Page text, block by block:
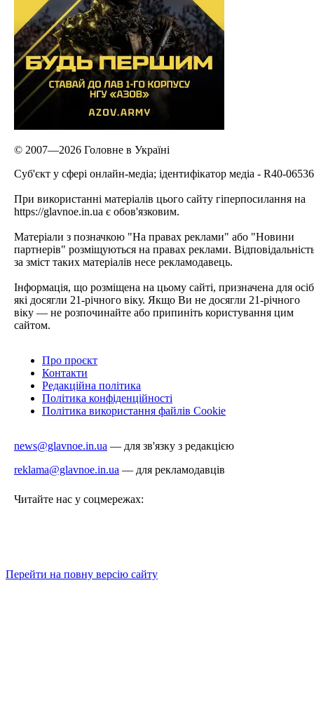
© 2007—2026 Головне в Україні
Cуб'єкт у сфері онлайн-медіа; ідентифікатор медіа - R40-06536
При використанні матеріалів цього сайту гіперпосилання на
https://glavnoe.in.ua є обов'язковим.
Матеріали з позначкою "На правах реклами" або "Новини
партнерів" розміщуються на правах реклами.
за зміст таких матеріалів несе рекламодавець.
Інформація, що розміщена на цьому сайті, призначена для
які досягли 21-річного віку. Якщо Ви не досягли 21-річного
віку — не розпочинайте або припиніть користування цим
сайтом.
Про проєкт
Контакти
Редакційна політика
Політика конфіденційності
Політика використання файлів Cookie
news@glavnoe.in.ua — для зв'язку з редакцією
reklama@glavnoe.in.ua — для рекламодавців
Читайте нас у соцмережах:
Перейти на повну версію сайту